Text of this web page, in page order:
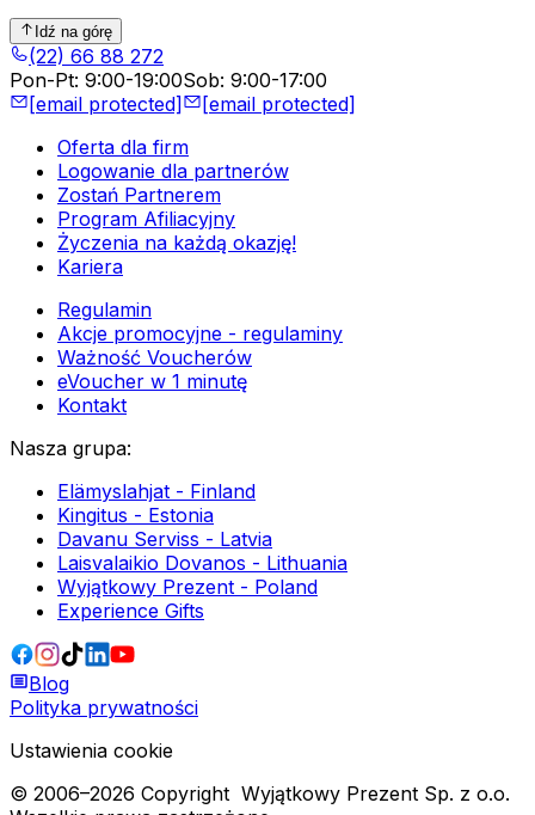
Idź na górę
(22) 66 88 272
Pon-Pt: 9:00-19:00Sob: 9:00-17:00
[email protected]
[email protected]
Oferta dla firm
Logowanie dla partnerów
Zostań Partnerem
Program Afiliacyjny
Życzenia na każdą okazję!
Kariera
Regulamin
Akcje promocyjne - regulaminy
Ważność Voucherów
eVoucher w 1 minutę
Kontakt
Nasza grupa:
Elämyslahjat - Finland
Kingitus - Estonia
Davanu Serviss - Latvia
Laisvalaikio Dovanos - Lithuania
Wyjątkowy Prezent - Poland
Experience Gifts
Blog
Polityka prywatności
Ustawienia cookie
© 2006–2026 Copyright Wyjątkowy Prezent Sp. z o.o.